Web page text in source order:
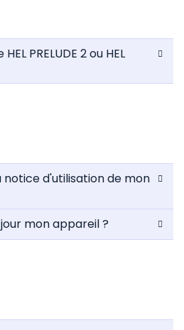
PRELUDE 2 ou HEL
d'utilisation de mon
mon appareil ?